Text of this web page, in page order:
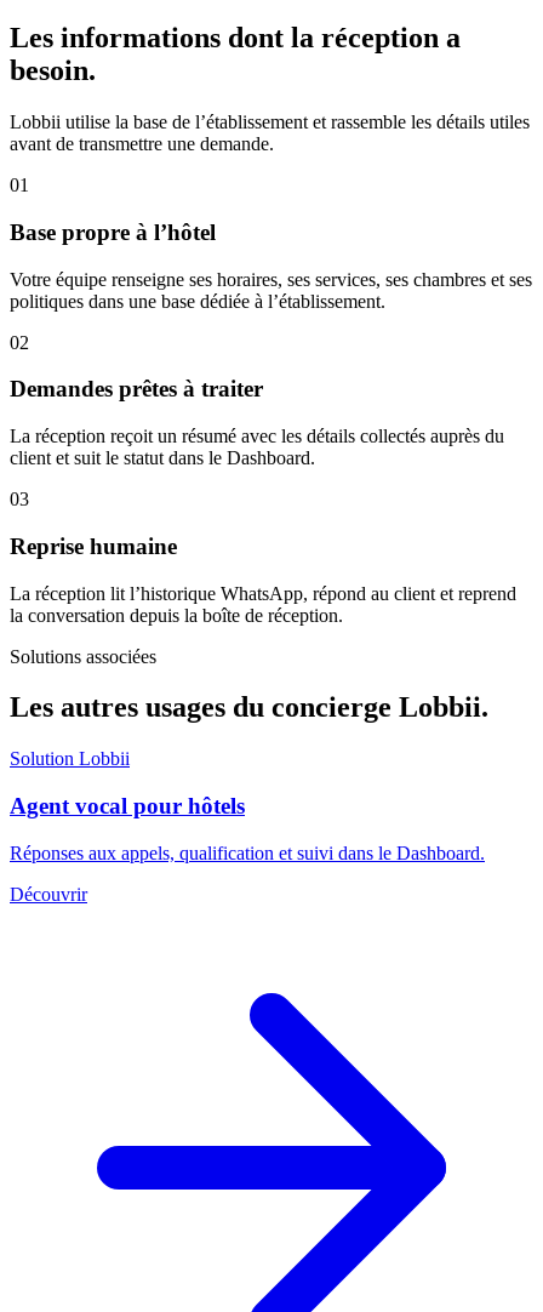
Les informations dont la réception a
besoin.
Lobbii utilise la base de l’établissement et rassemble les détails utiles
avant de transmettre une demande.
01
Base propre à l’hôtel
Votre équipe renseigne ses horaires, ses services, ses chambres et ses
politiques dans une base dédiée à l’établissement.
02
Demandes prêtes à traiter
La réception reçoit un résumé avec les détails collectés auprès du
client et suit le statut dans le Dashboard.
03
Reprise humaine
La réception lit l’historique WhatsApp, répond au client et reprend
la conversation depuis la boîte de réception.
Solutions associées
Les autres usages du concierge Lobbii.
Solution Lobbii
Agent vocal pour hôtels
Réponses aux appels, qualification et suivi dans le Dashboard.
Découvrir